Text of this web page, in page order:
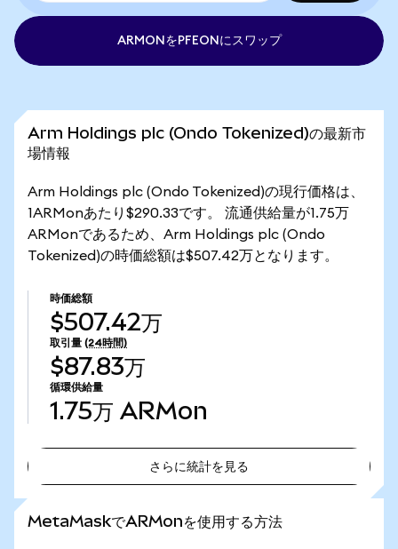
ARMONをPFEONにスワップ
Arm Holdings plc (Ondo Tokenized)の最新市
場情報
Arm Holdings plc (Ondo Tokenized)の現行価格は、
1ARMonあたり$290.33です。 流通供給量が1.75万
ARMonであるため、Arm Holdings plc (Ondo
Tokenized)の時価総額は$507.42万となります。
時価総額
$507.42万
取引量 (24時間)
$87.83万
循環供給量
1.75万 ARMon
さらに統計を見る
MetaMaskでARMonを使用する方法